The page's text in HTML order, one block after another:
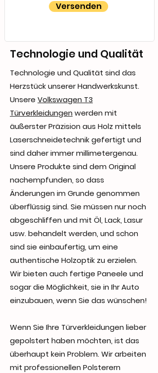
Versenden
Technologie und Qualität
Technologie und Qualität sind das
Herzstück unserer Handwerkskunst.
Unsere Volkswagen T3
Türverkleidungen werden mit
äußerster Präzision aus Holz mittels
Laserschneidetechnik gefertigt und
sind daher immer millimetergenau.
Unsere Produkte sind dem Original
nachempfunden, so dass
Änderungen im Grunde genommen
überflüssig sind. Sie müssen nur noch
abgeschliffen und mit Öl, Lack, Lasur
usw. behandelt werden, und schon
sind sie einbaufertig, um eine
authentische Holzoptik zu erzielen.
Wir bieten auch fertige Paneele und
sogar die Möglichkeit, sie in Ihr Auto
einzubauen, wenn Sie das wünschen!
Wenn Sie Ihre Türverkleidungen lieber
gepolstert haben möchten, ist das
überhaupt kein Problem. Wir arbeiten
mit professionellen Polsterern